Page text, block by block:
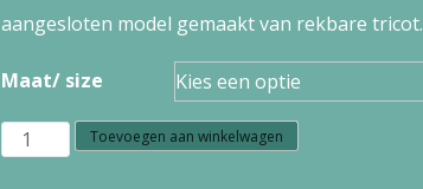
aangesloten model gemaakt van rekbare tricot.
Maat/ size
W22.19
Toevoegen aan winkelwagen